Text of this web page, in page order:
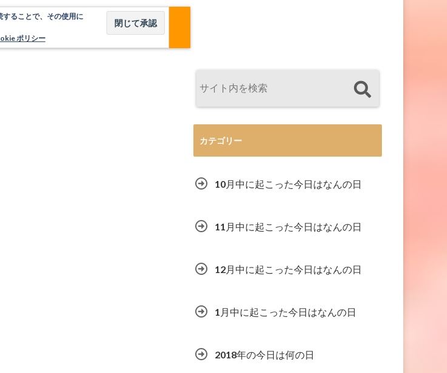
ることで、その使用に
ポリシー
カテゴリー
10月中に起こった今日はなんの日
11月中に起こった今日はなんの日
12月中に起こった今日はなんの日
1月中に起こった今日はなんの日
2018年の今日は何の日